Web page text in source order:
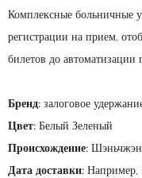
Комплексные больничные
регистрации на прием,
билетов до автоматизации
Бренд: залоговое
Цвет: Белый Зеленый
Происхождение:
Дата доставки: Например,